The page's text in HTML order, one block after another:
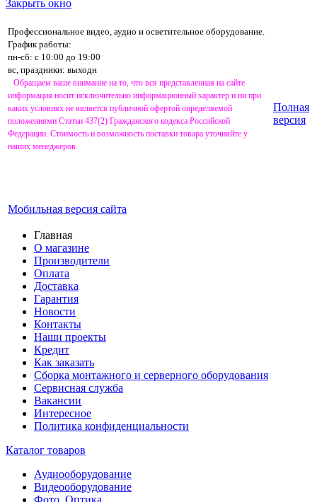
Закрыть окно
Профессиональное видео, аудио и осветительное оборудование.
График работы:
пн-сб: с 10:00 до 19:00
вс, праздники: выходн
Обращаем ваше внимание на то, что вся представленная на сайте
информация носит исключительно информационный характер и ни при
каких условиях не является публичной офертой определяемой
положениями Статьи 437(2) Гражданского кодекса Российской
Федерации. Стоимость и возможность поставки товара уточняйте у
наших менеджеров.
Мобильная версия сайта
Полная
версия
Главная
О магазине
Производители
Оплата
Доставка
Гарантия
Новости
Контакты
Наши проекты
Кредит
Как заказать
Сборка монтажного и серверного оборудования
Сервисная служба
Вакансии
Интересное
Политика конфиденциальности
Каталог товаров
Аудиооборудование
Видеооборудование
Фото, Оптика